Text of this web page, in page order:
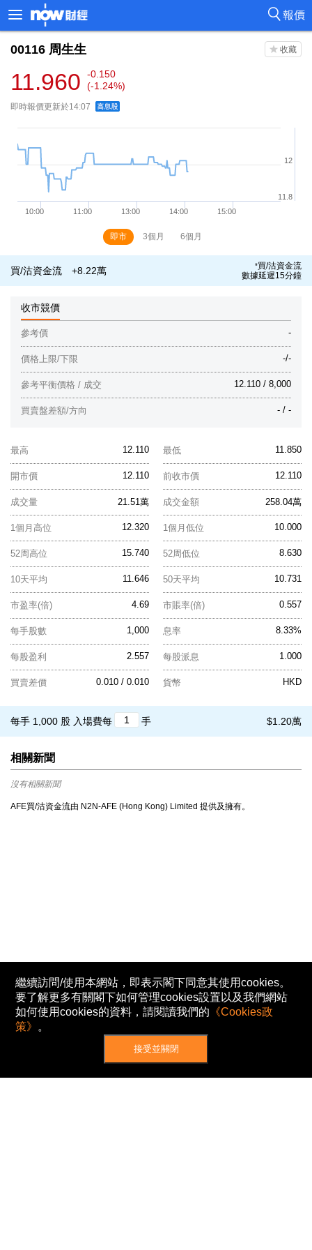
報價
00116 周生生
11.960
-0.150
(-1.24%)
即時報價更新於14:07
即市 3個月 6個月
買/沽資金流 +8.22萬 *買/沽資金流
數據延遲15分鐘
收市競價
-
參考價
-/-
價格上限/下限
12.110 / 8,000
參考平衡價格 / 成交
- / -
買賣盤差額/方向
12.110
最高 11.850
最低
12.110
開市價 12.110
前收市價
21.51萬
成交量 258.04萬
成交金額
12.320
1個月高位 10.000
1個月低位
15.740
52周高位 8.630
52周低位
11.646
10天平均 10.731
50天平均
4.69
市盈率(倍) 0.557
市賬率(倍)
1,000
每手股數 8.33%
息率
2.557
每股盈利 1.000
每股派息
0.010 / 0.010
買賣差價 HKD
貨幣
$1.20萬
每手 1,000 股 入場費每 手
相關新聞
沒有相關新聞
AFE買/沽資金流由 N2N-AFE (Hong Kong) Limited 提供及擁有。
繼續訪問/使用本網站，即表示閣下同意其使用cookies。
要了解更多有關閣下如何管理cookies設置以及我們網站
如何使用cookies的資料，請閱讀我們的 《Cookies政
策》 。
接受並關閉